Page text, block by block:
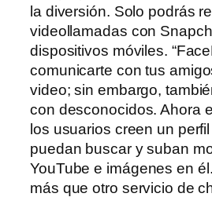
la diversión. Solo podrás
videollamadas con
dispositivos móviles.
comunicarte con tus
video; sin embargo,
con desconocidos. Ahora
los usuarios creen un
puedan buscar y suban
YouTube e imágenes en
más que otro servicio de